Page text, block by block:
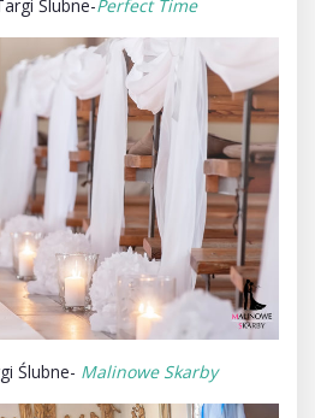
Ślubne-Perfect Time
Ślubne- Malinowe Skarby